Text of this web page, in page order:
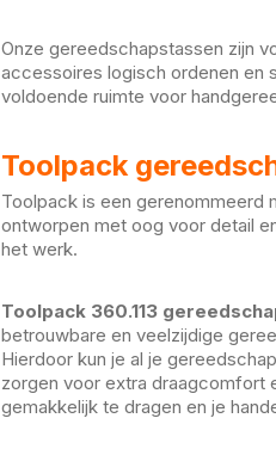
Onze gereedschapstassen zijn
accessoires logisch ordenen en
voldoende ruimte voor
Toolpack
Toolpack is een gerenommeerd
ontworpen met oog voor detail
het werk.
Toolpack 360.113
betrouwbare en veelzijdige
Hierdoor kun je al je
zorgen voor extra draagcomfort
gemakkelijk te dragen en je